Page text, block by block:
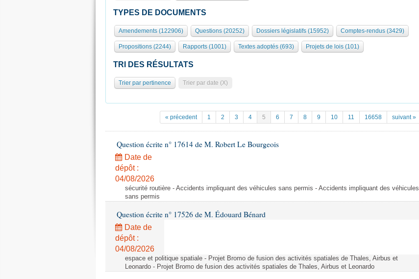
TYPES DE DOCUMENTS
Amendements (122906) Questions (20252) Dossiers législatifs (15952) Comptes-rendus (3429)
Propositions (2244) Rapports (1001) Textes adoptés (693) Projets de lois (101)
TRI DES RÉSULTATS
Trier par pertinence Trier par date (X)
« précedent 1 2 3 4 5 6 7 8 9 10 11 16658 suivant »
Question écrite n° 17614 de M. Robert Le Bourgeois
Date de
dépôt :
04/08/2026
sécurité routière - Accidents impliquant des véhicules sans permis - Accidents impliquant des véhicules
sans permis
Question écrite n° 17526 de M. Édouard Bénard
Date de
dépôt :
04/08/2026
espace et politique spatiale - Projet Bromo de fusion des activités spatiales de Thales, Airbus et
Leonardo - Projet Bromo de fusion des activités spatiales de Thales, Airbus et Leonardo